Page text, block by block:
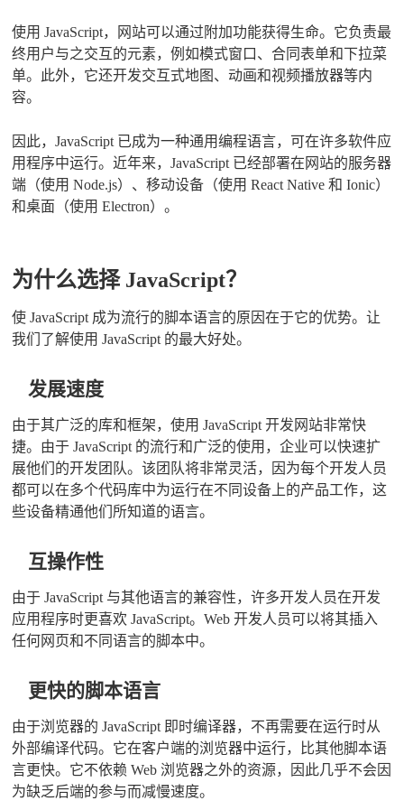
使用 JavaScript，网站可以通过附加功能获得生命。它负责最
终用户与之交互的元素，例如模式窗口、合同表单和下拉菜
单。此外，它还开发交互式地图、动画和视频播放器等内
容。
因此，JavaScript 已成为一种通用编程语言，可在许多软件应
用程序中运行。近年来，JavaScript 已经部署在网站的服务器
端（使用 Node.js）、移动设备（使用 React Native 和 Ionic）
和桌面（使用 Electron）。
为什么选择 JavaScript？
使 JavaScript 成为流行的脚本语言的原因在于它的优势。让
我们了解使用 JavaScript 的最大好处。
发展速度
由于其广泛的库和框架，使用 JavaScript 开发网站非常快
捷。由于 JavaScript 的流行和广泛的使用，企业可以快速扩
展他们的开发团队。该团队将非常灵活，因为每个开发人员
都可以在多个代码库中为运行在不同设备上的产品工作，这
些设备精通他们所知道的语言。
互操作性
由于 JavaScript 与其他语言的兼容性，许多开发人员在开发
应用程序时更喜欢 JavaScript。Web 开发人员可以将其插入
任何网页和不同语言的脚本中。
更快的脚本语言
由于浏览器的 JavaScript 即时编译器，不再需要在运行时从
外部编译代码。它在客户端的浏览器中运行，比其他脚本语
言更快。它不依赖 Web 浏览器之外的资源，因此几乎不会因
为缺乏后端的参与而减慢速度。